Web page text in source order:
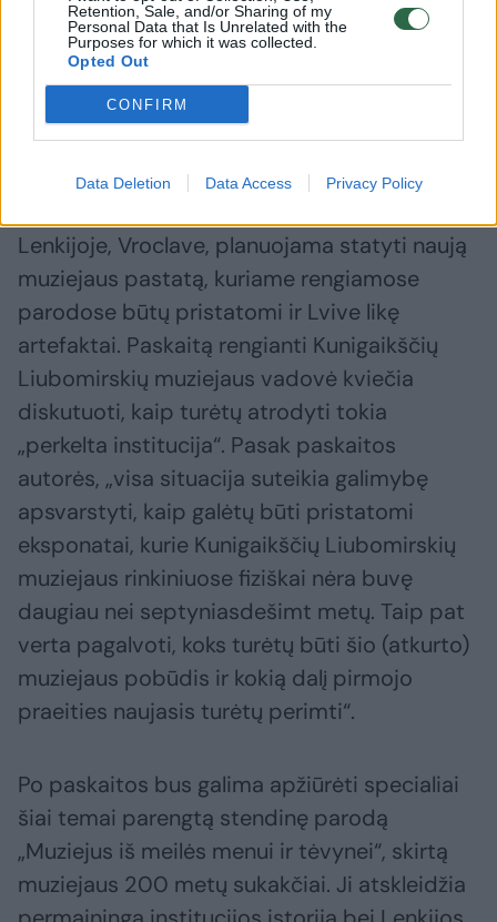
Retention, Sale, and/or Sharing of my
Personal Data that Is Unrelated with the
Purposes for which it was collected.
Opted Out
CONFIRM
Data Deletion Data Access Privacy Policy
Būsimo Liubomirskių muziejaus Vroclave projektas.
Osolinskių nacionalinio instituto nuotr.
Lenkijoje, Vroclave, planuojama statyti naują
muziejaus pastatą, kuriame rengiamose
parodose būtų pristatomi ir Lvive likę
artefaktai. Paskaitą rengianti Kunigaikščių
Liubomirskių muziejaus vadovė kviečia
diskutuoti, kaip turėtų atrodyti tokia
„perkelta institucija“. Pasak paskaitos
autorės, „visa situacija suteikia galimybę
apsvarstyti, kaip galėtų būti pristatomi
eksponatai, kurie Kunigaikščių Liubomirskių
muziejaus rinkiniuose fiziškai nėra buvę
daugiau nei septyniasdešimt metų. Taip pat
verta pagalvoti, koks turėtų būti šio (atkurto)
muziejaus pobūdis ir kokią dalį pirmojo
praeities naujasis turėtų perimti“.
Po paskaitos bus galima apžiūrėti specialiai
šiai temai parengtą stendinę parodą
„Muziejus iš meilės menui ir tėvynei“, skirtą
muziejaus 200 metų sukakčiai. Ji atskleidžia